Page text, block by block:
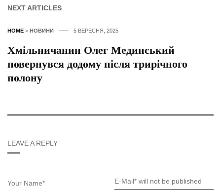
NEXT ARTICLES
HOME > НОВИНИ 5 ВЕРЕСНЯ, 2025
Хмільничанин Олег Мединський
повернувся додому після трирічного
полону
LEAVE A REPLY